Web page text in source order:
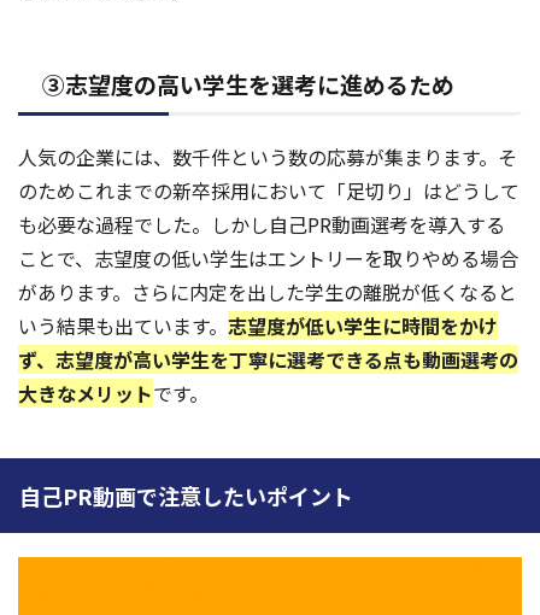
③志望度の高い学生を選考に進めるため
人気の企業には、数千件という数の応募が集まります。そ
のためこれまでの新卒採用において「足切り」はどうして
も必要な過程でした。しかし自己PR動画選考を導入する
ことで、志望度の低い学生はエントリーを取りやめる場合
があります。さらに内定を出した学生の離脱が低くなると
いう結果も出ています。 志望度が低い学生に時間をかけ
ず、志望度が高い学生を丁寧に選考できる点も動画選考の
大きなメリットです。
自己PR動画で注意したいポイント